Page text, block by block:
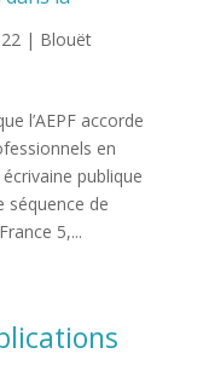
| Blouët
l’AEPF accorde
en
publique
séquence de
5,...